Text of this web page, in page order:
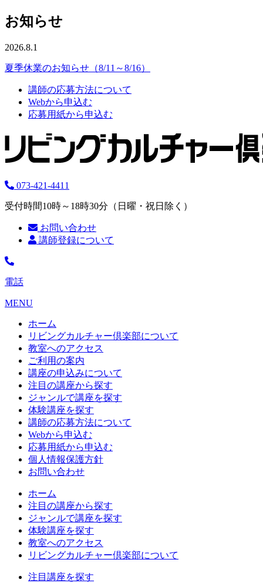
お知らせ
2026.8.1
夏季休業のお知らせ（8/11～8/16）
講師の応募方法について
Webから申込む
応募用紙から申込む
073-421-4411
受付時間10時～18時30分（日曜・祝日除く）
お問い合わせ
講師登録について
電話
MENU
ホーム
リビングカルチャー倶楽部について
教室へのアクセス
ご利用の案内
講座の申込みについて
注目の講座から探す
ジャンルで講座を探す
体験講座を探す
講師の応募方法について
Webから申込む
応募用紙から申込む
個人情報保護方針
お問い合わせ
ホーム
注目の講座から探す
ジャンルで講座を探す
体験講座を探す
教室へのアクセス
リビングカルチャー倶楽部について
注目講座を探す